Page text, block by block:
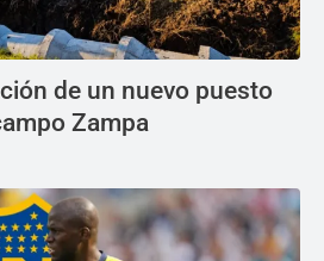
de un nuevo puesto
Zampa